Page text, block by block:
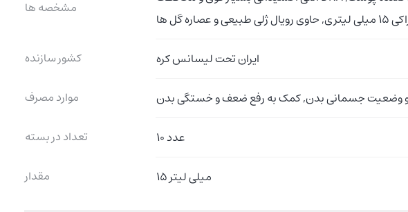
مشخصه ها
کشور سازنده
ایران تحت لیسانس کره
موارد مصرف
وضعیت جسمانی بدن, کمک به رفع ضعف و خستگی بدن
تعداد در بسته
10 عدد
مقدار
15 میلی لیتر